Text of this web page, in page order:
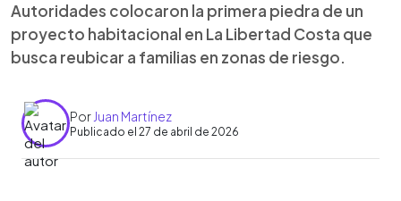
Autoridades colocaron la primera piedra de un
proyecto habitacional en La Libertad Costa que
busca reubicar a familias en zonas de riesgo.
Por Juan Martínez
Publicado el 27 de abril de 2026